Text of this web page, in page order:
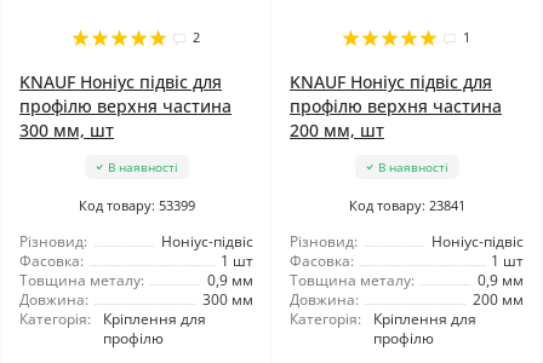
2
KNAUF Ноніус підвіс для
профілю верхня частина
300 мм, шт
В наявності
Код товару: 53399
Різновид:
Ноніус-підвіс
Фасовка:
1 шт
Товщина металу:
0,9 мм
Довжина:
300 мм
Категорія:
Кріплення для
профілю
1
KNAUF Ноніус підвіс для
профілю верхня частина
200 мм, шт
В наявності
Код товару: 23841
Різновид:
Ноніус-підвіс
Фасовка:
1 шт
Товщина металу:
0,9 мм
Довжина:
200 мм
Категорія:
Кріплення для
профілю